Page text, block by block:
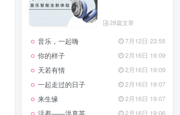
28篇文章
音乐，一起嗨 7月12日 23:55
你的样子 2月16日 19:09
天若有情 2月16日 19:09
一起走过的日子 2月16日 19:07
来生缘 2月16日 19:07
2月16日 19:06